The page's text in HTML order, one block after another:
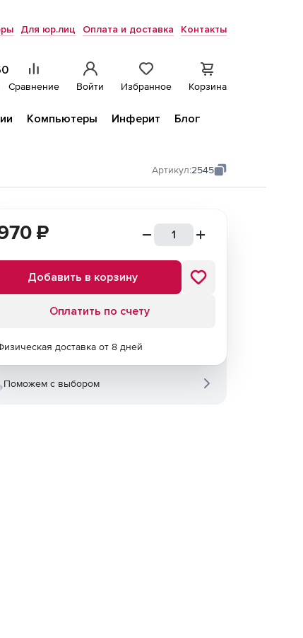
Для юр.лиц Оплата и доставка Контакты
Сравнение Войти Избранное Корзина
Компьютеры Инферит
Блог
Артикул:2545
₽
Добавить в корзину
Оплатить по счету
доставка от 8 дней
Поможем с выбором